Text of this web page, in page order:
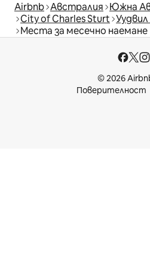
Airbnb Австралия Южна
City of Charles Sturt
Места за месечно наемане
© 2026
Поверителност